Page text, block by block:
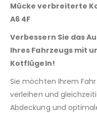
Mücke verbreiterte
A6 4F
Verbessern Sie das
Ihres Fahrzeugs mit
Kotflügeln!
Sie möchten Ihrem
verleihen und
Abdeckung und